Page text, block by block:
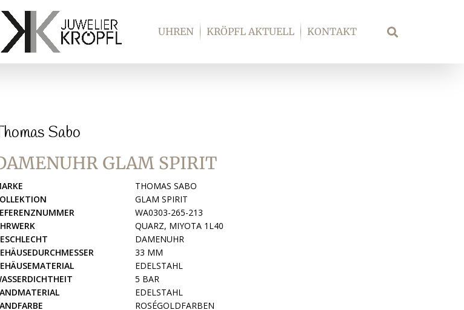
UHREN KRÖPFL AKTUELL KONTAKT Suche
Sabo
GLAM SPIRIT
THOMAS SABO
GLAM SPIRIT
WA0303-265-213
QUARZ, MIYOTA 1L40
DAMENUHR
33 MM
EDELSTAHL
5 BAR
EDELSTAHL
ROSÉGOLDFARBEN